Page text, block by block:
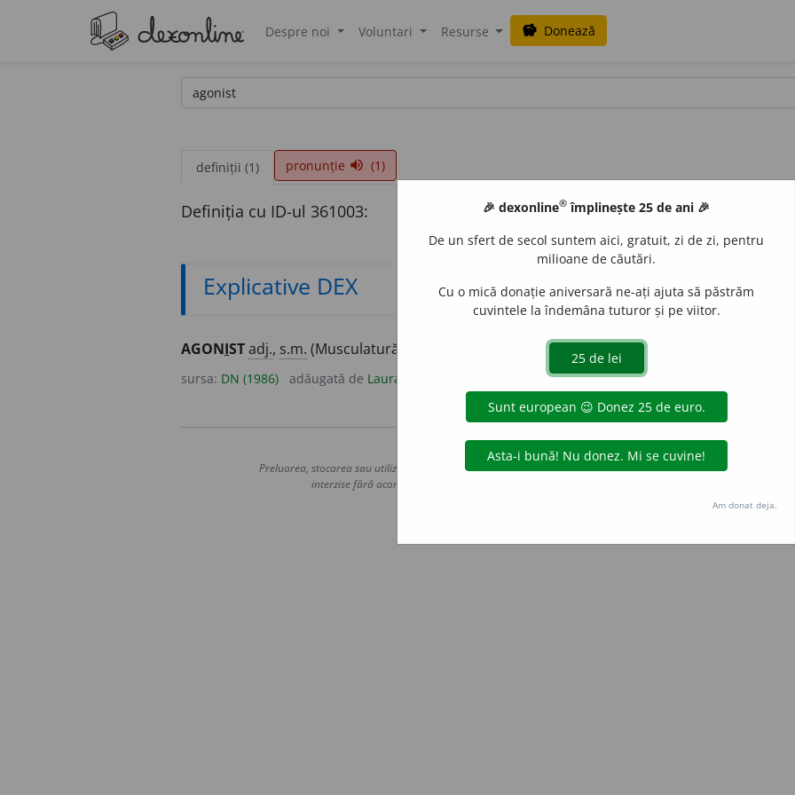
Despre noi Voluntari Resurse savings Donează
definiții (1) pronunție volume_up (1)
Definiția cu ID-ul 361003:
Explicative DEX
AGONISTadj., s.m. (Musculatură) care produce o anumită ușurare. [<
sursa: DN (1986) adăugată de LauraGellner
Copyright © 2004-2026 dexonline (https://dexonline.ro)
Preluarea, stocarea sau utilizarea datelor de pe acest site, inclusiv prin orice metode de extragere automată
interzise fără acordul nostru prealabil scris, cu excepția seturilor de date oferite oficial spre utilizare
Hosterion
🎉 dexonline® împlinește 25 de ani 🎉
De un sfert de secol suntem aici, gratuit, zi de zi, pentru
milioane de căutări.
Cu o mică donație aniversară ne-ați ajuta să păstrăm
cuvintele la îndemâna tuturor și pe viitor.
Am donat deja.